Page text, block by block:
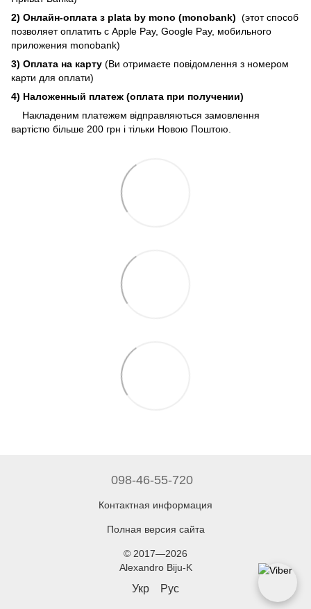
2) Онлайн-оплата з plata by mono (monobank) (этот способ
позволяет оплатить с Apple Pay, Google Pay, мобильного
приложения monobank)
3) Оплата на карту (Ви отримаєте повідомлення з номером
карти для оплати)
4) Наложенный платеж (оплата при получении)
Накладеним платежем відправляються замовлення
вартістю більше 200 грн і тільки Новою Поштою.
098-46-55-720
Контактная информация
Полная версия сайта
© 2017—2026
Alexandro Biju-K
Укр Рус